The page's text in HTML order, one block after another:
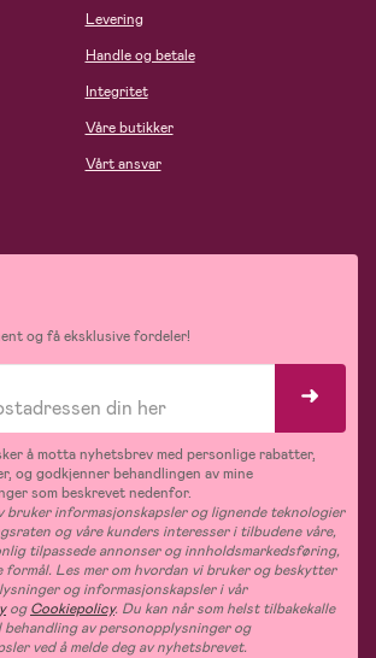
Levering
Handle og betale
Integritet
Våre butikker
Vårt ansvar
og få eksklusive fordeler!
å motta nyhetsbrev med personlige rabatter,
og godkjenner behandlingen av mine
som beskrevet nedenfor.
bruker informasjonskapsler og lignende teknologier
og våre kunders interesser i tilbudene våre,
tilpassede annonser og innholdsmarkedsføring,
Les mer om hvordan vi bruker og beskytter
og informasjonskapsler i vår
ogCookiepolicy. Du kan når som helst tilbakekalle
av personopplysninger og
ved å melde deg av nyhetsbrevet.